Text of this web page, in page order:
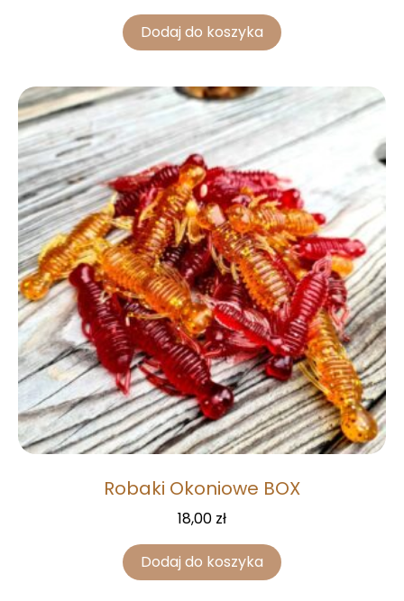
Dodaj do koszyka
Robaki Okoniowe BOX
18,00 zł
Dodaj do koszyka